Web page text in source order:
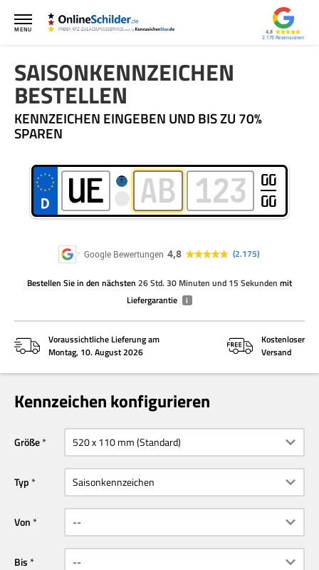
4,8
2.175
MENU
SAISONKENNZEICHEN
BESTELLEN
KENNZEICHEN EINGEBEN UND BIS ZU 70%
SPAREN
00
00
Google Bewertungen 4,8 2.175
Bestellen Siein den nächsten 26 Std. 30 Minuten und 15 Sekunden mit
Liefergarantie
i
Voraussichtliche Lieferung am
Montag, 10. August 2026
Kostenloser
Versand
Kennzeichen konfigurieren
Größe
Typ
Von
Bis